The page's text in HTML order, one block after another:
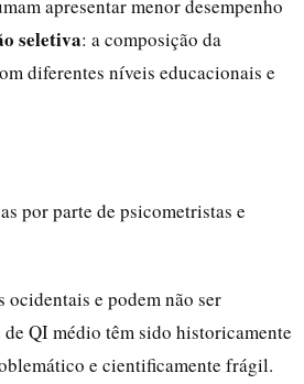
apresentar menor desempenho
seletiva: a composição da
diferentes níveis educacionais e
por parte de psicometristas e
e podem não ser
de QI médio têm sido historicamente
e cientificamente frágil.